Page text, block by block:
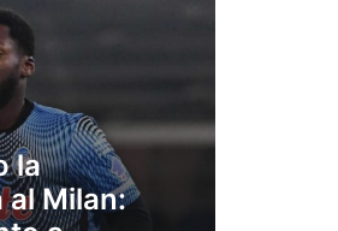
la
al Milan: